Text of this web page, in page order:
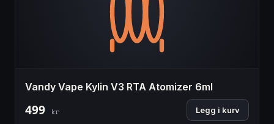
Vandy Vape Kylin V3 RTA Atomizer 6ml
499 kr Legg i kurv